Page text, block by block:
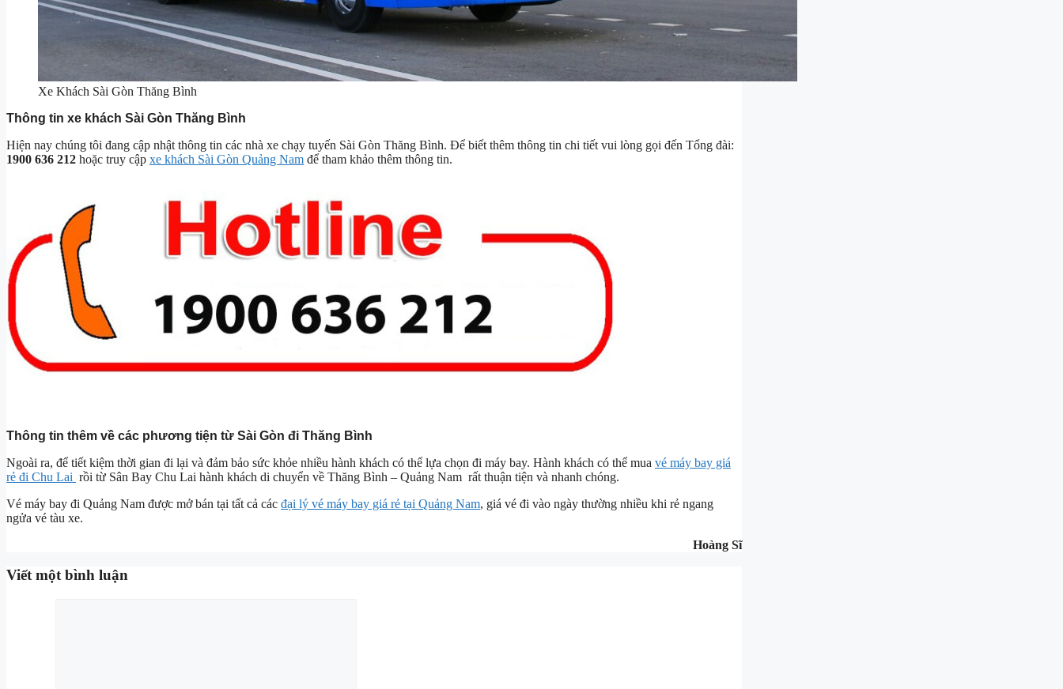
Xe Khách Sài Gòn Thăng Bình
Thông tin xe khách Sài Gòn Thăng Bình
Hiện nay chúng tôi đang cập nhật thông tin các nhà xe chạy tuyến Sài Gòn Thăng Bình. Để biết thêm thông tin chi tiết vui lòng gọi đến Tổng đài:
1900 636 212 hoặc truy cập xe khách Sài Gòn Quảng Nam để tham khảo thêm thông tin.
Thông tin thêm về các phương tiện từ Sài Gòn đi Thăng Bình
Ngoài ra, để tiết kiệm thời gian đi lại và đảm bảo sức khỏe nhiều hành khách có thể lựa chọn đi máy bay. Hành khách có thể mua vé máy bay giá
rẻ đi Chu Lai rồi từ Sân Bay Chu Lai hành khách di chuyển về Thăng Bình – Quảng Nam rất thuận tiện và nhanh chóng.
Vé máy bay đi Quảng Nam được mở bán tại tất cả các đại lý vé máy bay giá rẻ tại Quảng Nam, giá vé đi vào ngày thường nhiều khi rẻ ngang
ngửa vé tàu xe.
Hoàng Sĩ
Viết một bình luận